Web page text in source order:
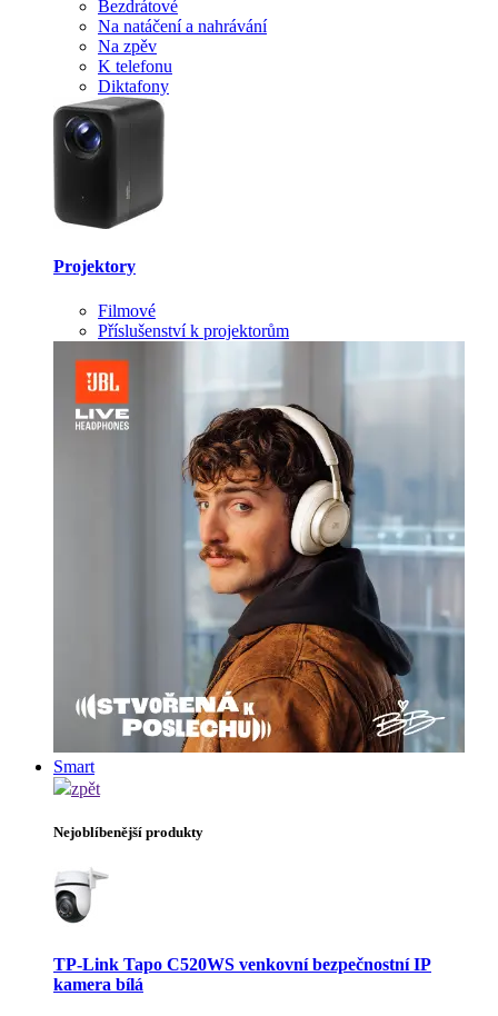
Bezdrátové
Na natáčení a nahrávání
Na zpěv
K telefonu
Diktafony
Projektory
Filmové
Příslušenství k projektorům
Smart
zpět
Nejoblíbenější produkty
TP-Link Tapo C520WS venkovní bezpečnostní IP
kamera bílá